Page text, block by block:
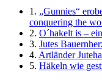
1. „Gunnies“
conquering the
2. O´hakelt is –
3. Jutes
4. Artländer
5. Häkeln wie